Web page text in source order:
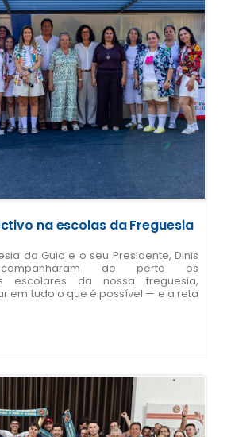
na escolas da Freguesia
da Guia e o seu Presidente, Dinis
de perto os
escolares da nossa freguesia,
em tudo o que é possível — e a reta